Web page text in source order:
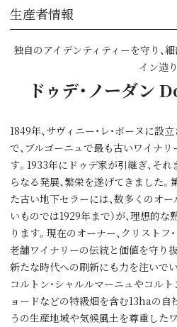
生産者情報
独自のアイデンティティーを守り、
イン造り
ドゥデ・ノーダ
1849年、サヴィニー・レ・ボーヌに設
で、ブルゴーニュで最も古いワイナ
す。1933年にドゥデ家が引継ぎ、そ
らなる発展、繁栄を遂げてきました
た古い地下セラーには、数多くのオ
いものでは1929年まで）が、理想的
ります。現在のオーナー、クリストフ
老舗ワイナリーの伝統と価値を守り
新たな時代への刷新にも力を注いでい
コルトン・シャルルマーニュやコルト
ョードなどの特級畑を含む13haの自
うの生産地域や気候風土を尊重した